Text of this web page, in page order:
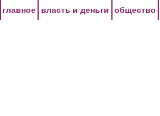
главное власть и деньги общество